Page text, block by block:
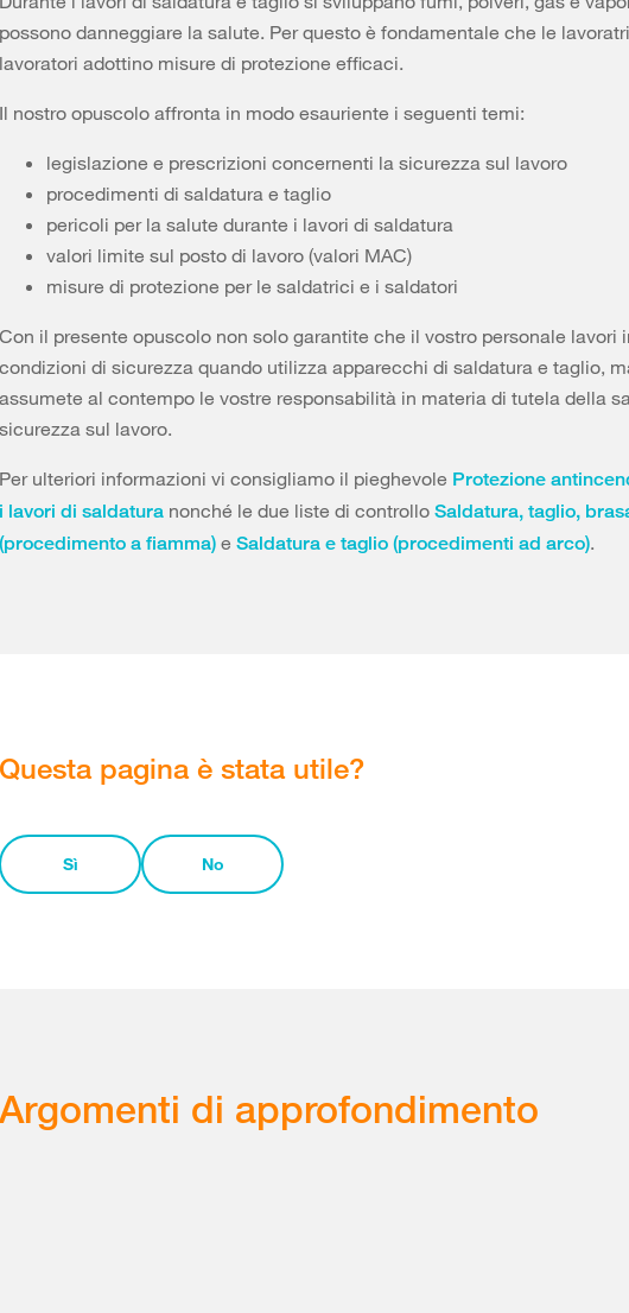
possono danneggiare la salute. Per questo è fondamentale che le
lavoratori adottino misure di protezione efficaci.
Il nostro opuscolo affronta in modo esauriente i seguenti temi:
legislazione e prescrizioni concernenti la sicurezza sul lavoro
procedimenti di saldatura e taglio
pericoli per la salute durante i lavori di saldatura
valori limite sul posto di lavoro (valori MAC)
misure di protezione per le saldatrici e i saldatori
Con il presente opuscolo non solo garantite che il vostro personale lavori
condizioni di sicurezza quando utilizza apparecchi di saldatura e taglio,
assumete al contempo le vostre responsabilità in materia di tutela della
sicurezza sul lavoro.
Per ulteriori informazioni vi consigliamo il pieghevole Protezione
i lavori di saldatura nonché le due liste di controllo Saldatura, taglio,
(procedimento a fiamma) e Saldatura e taglio (procedimenti ad arco).
Questa pagina è stata utile?
Sì No
Argomenti di approfondimento